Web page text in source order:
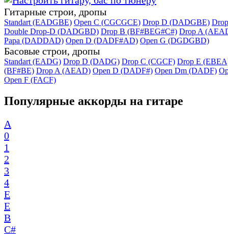
Гитарные строи, дропы
Standart (EADGBE) Open C (CGCGCE) Drop D (DADGBE)
Double Drop-D (DADGBD) Drop B (BF#BEG#C#) Drop A
Papa (DADDAD) Open D (DADF#AD) Open G (DGDGBD)
Басовые строи, дропы
Standart (EADG) Drop D (DADG) Drop C (CGCF) Drop E
(BF#BE) Drop A (AEAD) Open D (DADF#) Open Dm (DADF)
Open F (FACF)
Популярные аккорды на гитаре
A
0
1
2
3
4
E
E
B
C#